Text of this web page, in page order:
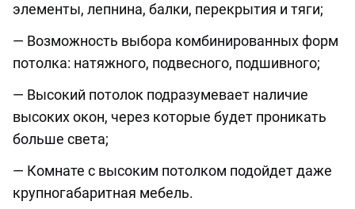
элементы, лепнина, балки, перекрытия и тяги;
— Возможность выбора комбинированных форм
потолка: натяжного, подвесного, подшивного;
— Высокий потолок подразумевает наличие
высоких окон, через которые будет проникать
больше света;
— Комнате с высоким потолком подойдет даже
крупногабаритная мебель.